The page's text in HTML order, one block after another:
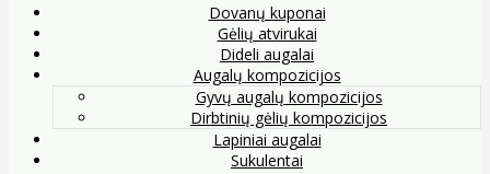
Dovanų kuponai
Gėlių atvirukai
Dideli augalai
Augalų kompozicijos
Gyvų augalų kompozicijos
Dirbtinių gėlių kompozicijos
Lapiniai augalai
Sukulentai